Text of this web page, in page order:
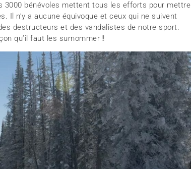
3000 bénévoles mettent tous les efforts pour mettre
Il n’y a aucune équivoque et ceux qui ne suivent
destructeurs et des vandalistes de notre sport.
qu’il faut les surnommer !!